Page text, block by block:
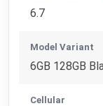
6.7
Model Variant
6GB 128GB
Cellular